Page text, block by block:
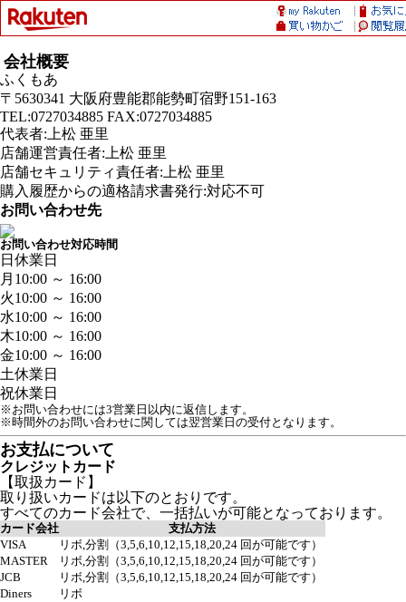
会社概要
ふくもあ
〒5630341 大阪府豊能郡能勢町宿野151-163
TEL:0727034885 FAX:0727034885
代表者:上松 亜里
店舗運営責任者:上松 亜里
店舗セキュリティ責任者:上松 亜里
購入履歴からの適格請求書発行:対応不可
お問い合わせ先
お問い合わせ対応時間
日 休業日
月 10:00 ～ 16:00
火10:00 ～ 16:00
水10:00 ～ 16:00
木10:00 ～ 16:00
金10:00 ～ 16:00
土休業日
祝休業日
※お問い合わせには3営業日以内に返信します。
※時間外のお問い合わせに関しては翌営業日の受付となります。
お支払について
クレジットカード
【取扱カード】
取り扱いカードは以下のとおりです。
すべてのカード会社で、一括払いが可能となっております。
カード会社
支払方法
VISA
リボ,分割（3,5,6,10,12,15,18,20,24 回が可能です）
MASTER
リボ,分割（3,5,6,10,12,15,18,20,24 回が可能です）
JCB
リボ,分割（3,5,6,10,12,15,18,20,24 回が可能です）
Diners
リボ